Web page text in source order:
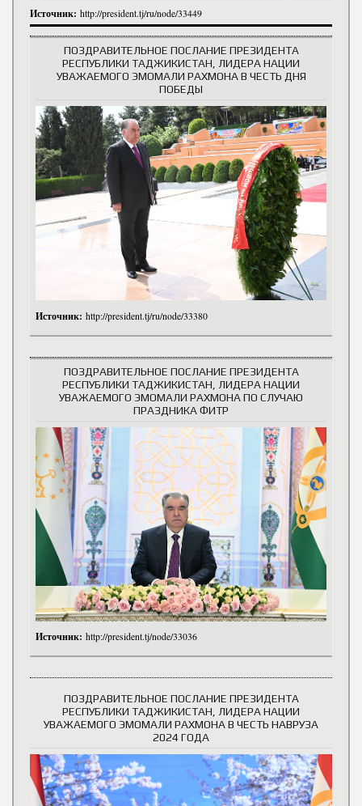
Источник: http://president.tj/ru/node/33449
ПОЗДРАВИТЕЛЬНОЕ ПОСЛАНИЕ ПРЕЗИДЕНТА
РЕСПУБЛИКИ ТАДЖИКИСТАН, ЛИДЕРА НАЦИИ
УВАЖАЕМОГО ЭМОМАЛИ РАХМОНА В ЧЕСТЬ ДНЯ
ПОБЕДЫ
Источник: http://president.tj/ru/node/33380
ПОЗДРАВИТЕЛЬНОЕ ПОСЛАНИЕ ПРЕЗИДЕНТА
РЕСПУБЛИКИ ТАДЖИКИСТАН, ЛИДЕРА НАЦИИ
УВАЖАЕМОГО ЭМОМАЛИ РАХМОНА ПО СЛУЧАЮ
ПРАЗДНИКА ФИТР
Источник: http://president.tj/node/33036
ПОЗДРАВИТЕЛЬНОЕ ПОСЛАНИЕ ПРЕЗИДЕНТА
РЕСПУБЛИКИ ТАДЖИКИСТАН, ЛИДЕРА НАЦИИ
УВАЖАЕМОГО ЭМОМАЛИ РАХМОНА В ЧЕСТЬ НАВРУЗА
2024 ГОДА